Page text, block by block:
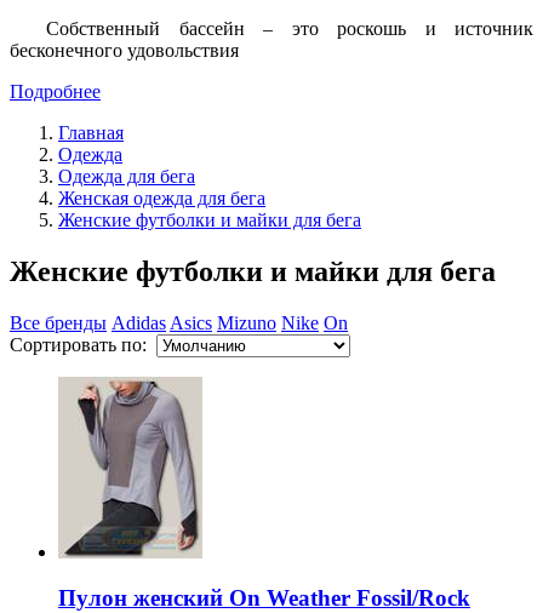
Собственный бассейн – это роскошь и источник
бесконечного удовольствия
Подробнее
Главная
Одежда
Одежда для бега
Женская одежда для бега
Женские футболки и майки для бега
Женские футболки и майки для бега
Все бренды Adidas Asics Mizuno Nike On
Сортировать по:
Пулон женский On Weather Fossil/Rock